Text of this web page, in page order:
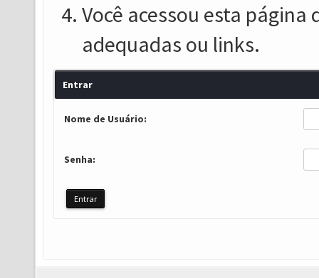
Você acessou esta
adequadas ou links.
Entrar
Nome de Usuário:
Senha: